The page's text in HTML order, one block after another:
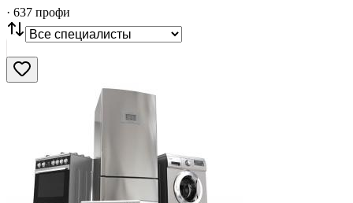
СТАТУС
VIP С фото
Нашли
Сбросить
· 637 профи